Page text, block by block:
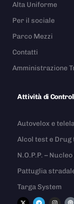
Alta Uniforme
Per il sociale
Parco Mezzi
Contatti
Amministrazione
Attività di
Autovelox e
Alcol test e Drug
N.O.P.P. –
Pattuglia
Targa System